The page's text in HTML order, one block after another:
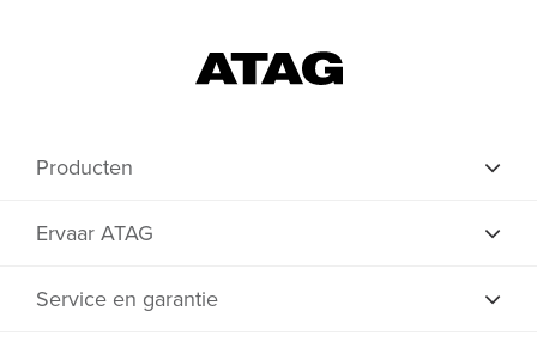
Producten
Ervaar ATAG
Service en garantie